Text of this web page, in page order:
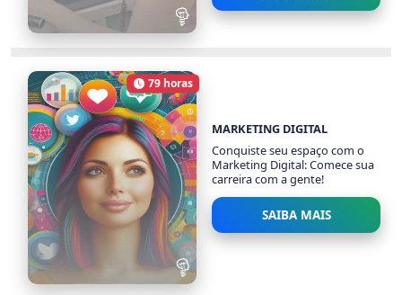
EDIÇÃO DE VÍDEOS E
MOTION GRAPHICS
3142 alunos79 horas
Carga Horária
MARKETING DIGITAL
Conquiste seu espaço com o
Marketing Digital: Comece sua
carreira com a gente!
SAIBA MAIS